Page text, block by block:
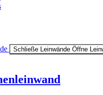
Schließe Leinwände Öffne